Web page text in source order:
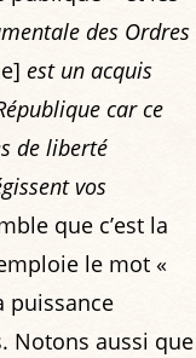
des Ordres
est un acquis
car ce
de liberté
vos
que c’est la
le mot «
puissance
Notons aussi que